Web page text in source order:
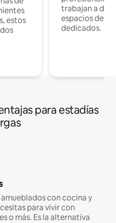
estos
trabajan a
espacios de
dedicados.
para estadías
con cocina y
para vivir con
o más. Es la alternativa